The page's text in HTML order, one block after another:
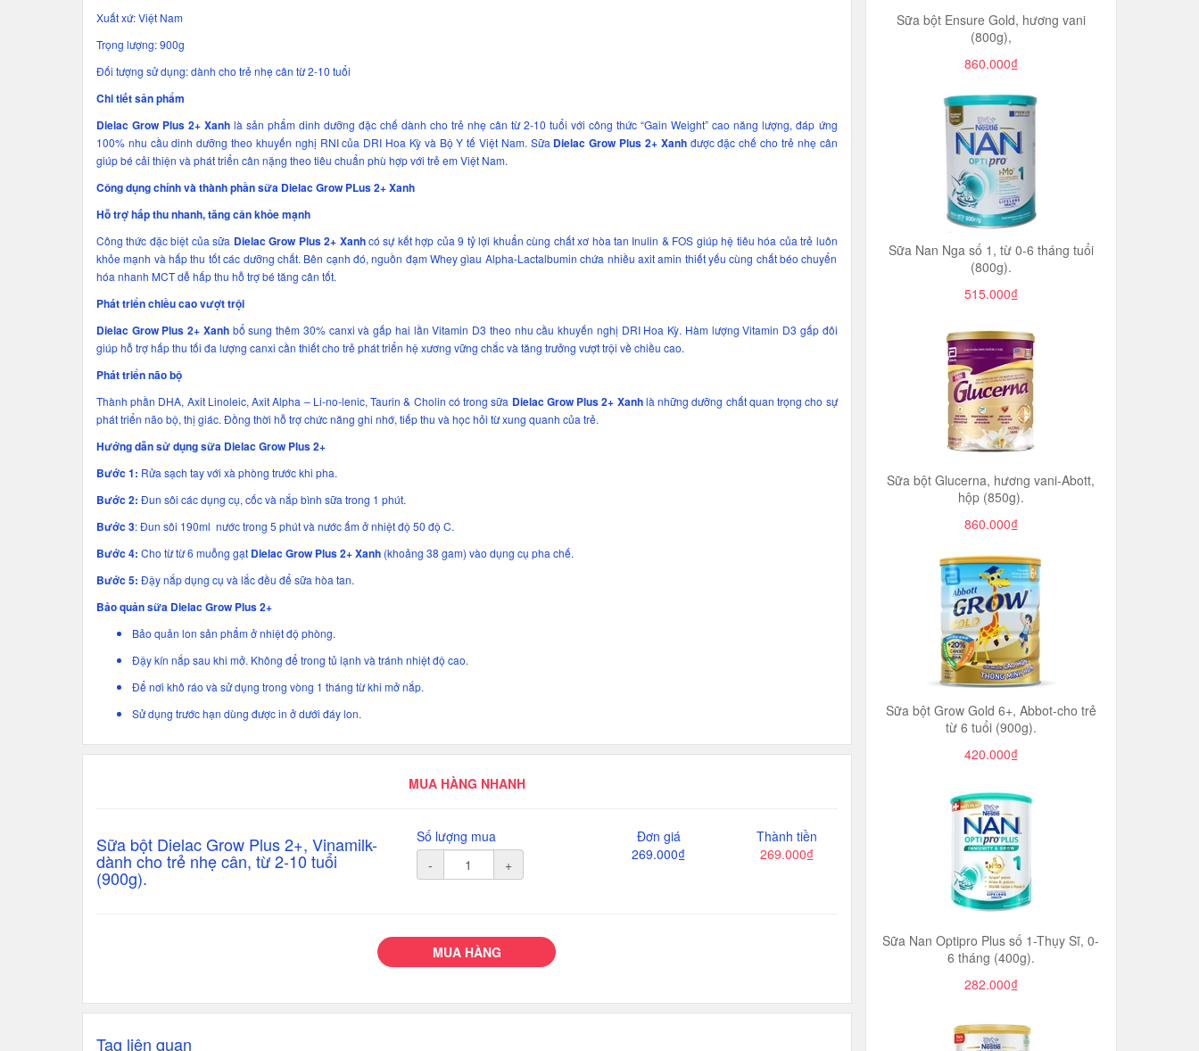
Xuất xứ: Việt Nam
Trọng lượng: 900g
Đối tượng sử dụng: dành cho trẻ nhẹ cân từ 2-10 tuổi
Chi tiết sản phẩm
Dielac Grow Plus 2+ Xanhlà sản phẩm dinh dưỡng đặc chế dành cho trẻ nhẹ cân từ 2-10 tuổi với công thức “Gain Weight” cao năng lượng, đáp ứng
100% nhu cầu dinh dưỡng theo khuyến nghị RNI của DRI Hoa Kỳ và Bộ Y tế Việt Nam. Sữa Dielac Grow Plus 2+ Xanh được đặc chế cho trẻ nhẹ cân
giúp bé cải thiện và phát triển cân nặng theo tiêu chuẩn phù hợp với trẻ em Việt Nam.
Công dụng chính và thành phần sữa Dielac Grow PLus 2+ Xanh
Hỗ trợ hấp thu nhanh, tăng cân khỏe mạnh
Công thức đặc biệt của sữa Dielac Grow Plus 2+ Xanhcó sự kết hợp của 9 tỷ lợi khuẩn cùng chất xơ hòa tan Inulin & FOS giúp hệ tiêu hóa của trẻ luôn
khỏe mạnh và hấp thu tốt các dưỡng chất. Bên cạnh đó, nguồn đạm Whey gìau Alpha-Lactalbumin chứa nhiều axit amin thiết yếu cùng chất béo chuyển
hóa nhanh MCT dễ hấp thu hỗ trợ bé tăng cân tốt.
Phát triển chiều cao vượt trội
Dielac Grow Plus 2+ Xanh bổ sung thêm 30% canxi và gấp hai lần Vitamin D3 theo nhu cầu khuyến nghị DRI Hoa Kỳ. Hàm lượng Vitamin D3 gấp đôi
giúp hỗ trợ hấp thu tối đa lượng canxi cần thiết cho trẻ phát triển hệ xương vững chắc và tăng trưởng vượt trội về chiều cao.
Phát triển não bộ
Thành phần DHA, Axit Linoleic, Axit Alpha – Li-no-lenic, Taurin & Cholin có trong sữa Dielac Grow Plus 2+ Xanhlà những dưỡng chất quan trọng cho sự
phát triển não bộ, thị giác. Đồng thời hỗ trợ chức năng ghi nhớ, tiếp thu và học hỏi từ xung quanh của trẻ.
Hướng dẫn sử dụng sữa Dielac Grow Plus 2+
Bước 1: Rửa sạch tay với xà phòng trước khi pha.
Bước 2: Đun sôi các dụng cụ, cốc và nắp bình sữa trong 1 phút.
Bước 3: Đun sôi 190ml nước trong 5 phút và nước ấm ở nhiệt độ 50 độ C.
Bước 4: Cho từ từ 6 muỗng gạt Dielac Grow Plus 2+ Xanh (khoảng 38 gam) vào dụng cụ pha chế.
Bước 5: Đậy nắp dụng cụ và lắc đều để sữa hòa tan.
Bảo quản sữa Dielac Grow Plus 2+
Bảo quản lon sản phẩm ở nhiệt độ phòng.
Đậy kín nắp sau khi mở. Không để trong tủ lạnh và tránh nhiệt độ cao.
Để nơi khô ráo và sử dụng trong vòng 1 tháng từ khi mở nắp.
Sử dụng trước hạn dùng được in ở dưới đáy lon.
MUA HÀNG NHANH
Sữa bột Dielac Grow Plus 2+, Vinamilk-
dành cho trẻ nhẹ cân, từ 2-10 tuổi
(900g).
Số lượng mua
-
+
Đơn giá
269.000₫
Thành tiền
269.000₫
MUA HÀNG
Tag liên quan
Sữa bột Ensure Gold, hương vani
(800g),
860.000₫
Sữa Nan Nga số 1, từ 0-6 tháng tuổi
(800g).
515.000₫
Sữa bột Glucerna, hương vani-Abott,
hộp (850g).
860.000₫
Sữa bột Grow Gold 6+, Abbot-cho trẻ
từ 6 tuổi (900g).
420.000₫
Sữa Nan Optipro Plus số 1-Thụy Sĩ, 0-
6 tháng (400g).
282.000₫